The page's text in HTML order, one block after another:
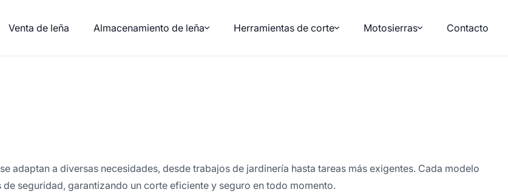
Venta de leña Almacenamiento de leña Herramientas de corte Motosierras Contacto
adaptan a diversas necesidades, desde trabajos de jardinería hasta tareas más exigentes. Cada modelo
seguridad, garantizando un corte eficiente y seguro en todo momento.